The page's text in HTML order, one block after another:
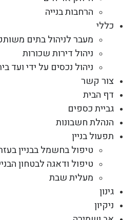
הרחבות בנייה
כללי
מעבר לניהול בתים
ניהול דירות שכורות
ניהול נכסים על ידי ועד
צור קשר
דף הבית
גביית כספים
הנהלת חשבונות
תפעול בניין
טיפול בחשמל בבניין
טיפול ודאגה לבטחון
מעלית שבת
גינון
ניקיון